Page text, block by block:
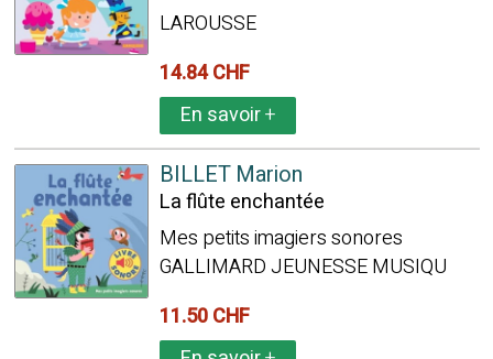
LAROUSSE
14.84 CHF
En savoir+
BILLET Marion
La flûte enchantée
Mes petits imagiers sonores
GALLIMARD JEUNESSE MUSIQU
11.50 CHF